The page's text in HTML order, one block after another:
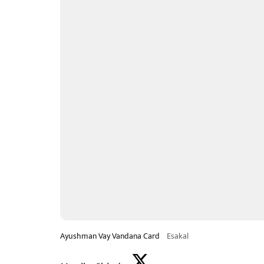
Ayushman Vay Vandana Card Esakal